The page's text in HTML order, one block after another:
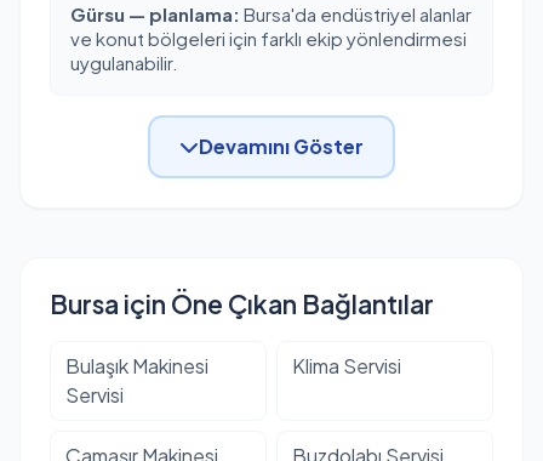
Gürsu — planlama: Bursa'da endüstriyel alanlar
ve konut bölgeleri için farklı ekip yönlendirmesi
uygulanabilir.
Devamını Göster
Bursa için Öne Çıkan Bağlantılar
Bulaşık Makinesi
Servisi
Klima Servisi
Çamaşır Makinesi Buzdolabı Servisi